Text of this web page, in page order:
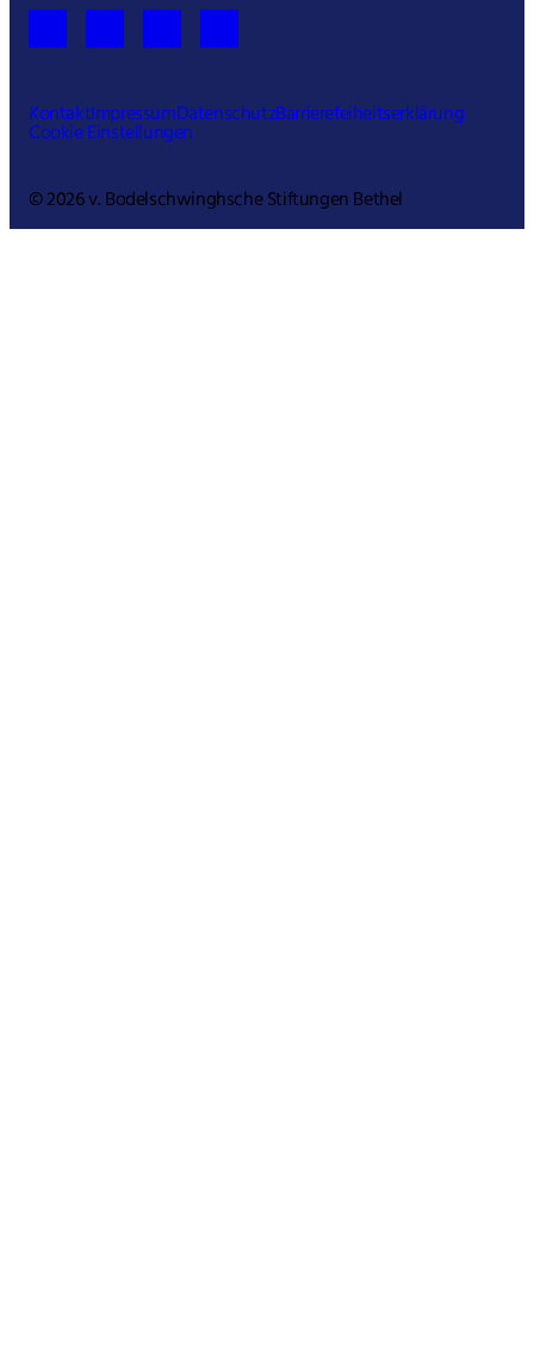
KontaktImpressumDatenschutzBarrierefeiheitserklärung
Cookie Einstellungen
© 2026 v. Bodelschwinghsche Stiftungen Bethel